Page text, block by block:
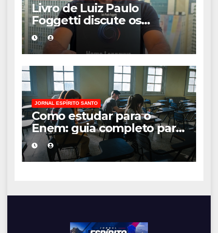
Livro de Luiz Paulo
Foggetti discute os
desafios de uma
sociedade onde viver até
aos 120 anos poderá ser
realidade
JORNAL ESPÍRITO SANTO
Como estudar para o
Enem: guia completo para
conquistar a vaga na
universidade